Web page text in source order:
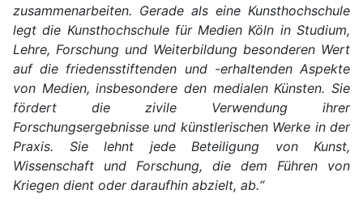
zusammenarbeiten. Gerade als eine Kunsthochschule
legt die Kunsthochschule für Medien Köln in Studium,
Lehre, Forschung und Weiterbildung besonderen Wert
auf die friedensstiftenden und -erhaltenden Aspekte
von Medien, insbesondere den medialen Künsten. Sie
fördert die zivile Verwendung ihrer
Forschungsergebnisse und künstlerischen Werke in der
Praxis. Sie lehnt jede Beteiligung von Kunst,
Wissenschaft und Forschung, die dem Führen von
Kriegen dient oder daraufhin abzielt, ab.“